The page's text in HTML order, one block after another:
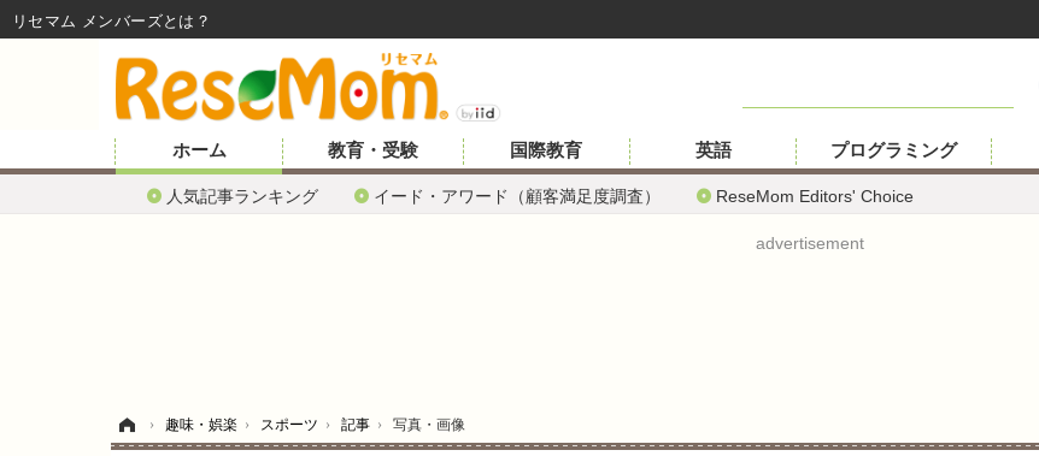
ホーム
人気記事ランキング イード・アワード（顧客満足度調査） ReseMom Editors' Choice
教育・受験 国際教育 英語 プログラミング
advertisement
› 趣味・娯楽 › スポーツ › 記事 › 写真・画像
リセマム メンバーズ